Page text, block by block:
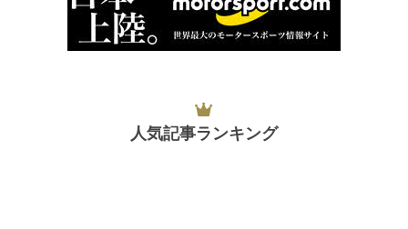
人気記事ランキング